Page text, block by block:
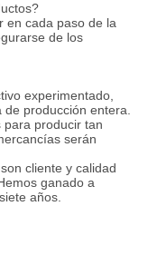
en cada paso de la
de los
experimentado,
de producción entera.
para producir tan
serán
cliente y calidad
ganado a
años.